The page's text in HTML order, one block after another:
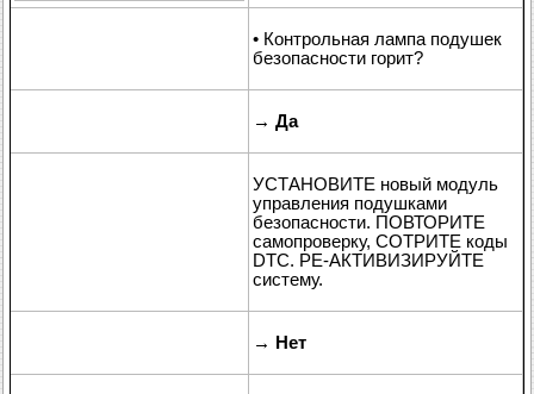
• Контрольная лампа подушек
безопасности горит?
→ Да
УСТАНОВИТЕ новый модуль
управления подушками
безопасности. ПОВТОРИТЕ
самопроверку, СОТРИТЕ коды
DTC. РЕ-АКТИВИЗИРУЙТЕ
систему.
→ Нет